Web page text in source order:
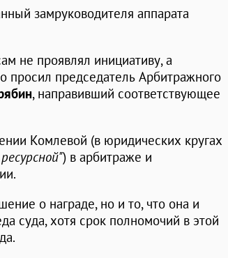
замруководителя аппарата
не проявлял инициативу, а
просил председатель Арбитражного
, направивший соответствующее
Комлевой (в юридических кругах
) в арбитраже и
о награде, но и то, что она и
суда, хотя срок полномочий в этой